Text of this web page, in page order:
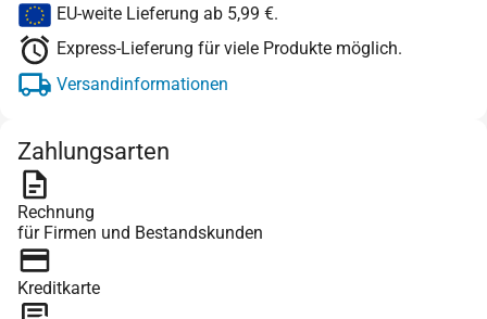
EU-weite Lieferung ab 5,99 €.
Express-Lieferung für viele Produkte möglich.
Versandinformationen
Zahlungsarten
Rechnung
für Firmen und Bestandskunden
Kreditkarte